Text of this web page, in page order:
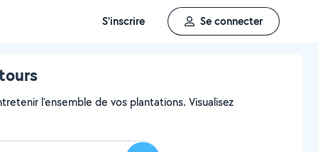
S'inscrire Se connecter
l'ensemble de vos plantations. Visualisez